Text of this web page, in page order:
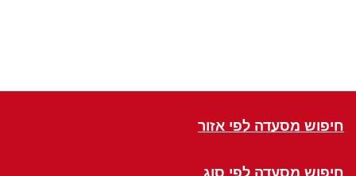
חיפוש מסעדה לפי אזור